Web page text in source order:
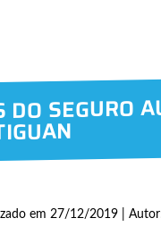
DO SEGURO
em 27/12/2019 |